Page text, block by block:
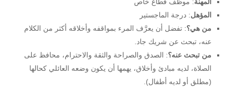
المهنة: موظف قطاع خاص
المؤهل: درجة الماجستير
من هي؟: تفضل أن يعرَّف المرء بمواقفه وأخلاقه أكثر من الكلام
عنه، تبحث عن شريك جاد.
من تبحث عنه؟: الصدق والصراحة والثقة والاحترام، محافظ على
الصلاة، لديه مبادئ وأخلاق، يهمها أن يكون وضعه العائلي كحالها
(مطلق أو لديه أطفال).